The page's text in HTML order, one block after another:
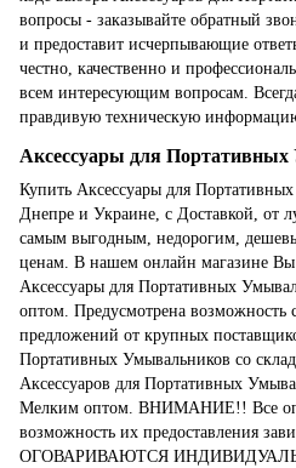
вопросы - заказывайте обратный
и предоставит исчерпывающие
честно, качественно и
всем интересующим вопросам.
правдивую техническую
Аксессуары для
Купить Аксессуары для
Днепре и Украине, с Доставкой, от
самым выгодным, недорогим,
ценам. В нашем онлайн магазине Вы
Аксессуары для Портативных
оптом. Предусмотрена возможность
предложений от крупных
Портативных Умывальников со
Аксессуаров для Портативных
Мелким оптом. ВНИМАНИЕ!! Все
возможность их предоставления
ОГОВАРИВАЮТСЯ